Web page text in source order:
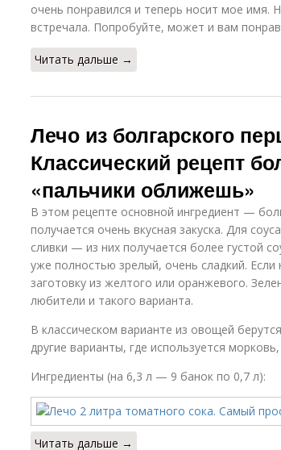
очень понравился и теперь носит мое имя.
встречала. Попробуйте, может и вам
Читать дальше →
Лечо из болгарского
Классический рецепт
«пальчики оближешь»
В этом рецепте основной ингредиент —
получается очень вкусная закуска. Для
сливки — из них получается более густой
уже полностью зрелый, очень сладкий. Если
заготовку из желтого или оранжевого.
любители и такого варианта.
В классическом варианте из овощей
другие варианты, где используется
Ингредиенты (на 6,3 л — 9 банок по 0,7 л):
Читать дальше →